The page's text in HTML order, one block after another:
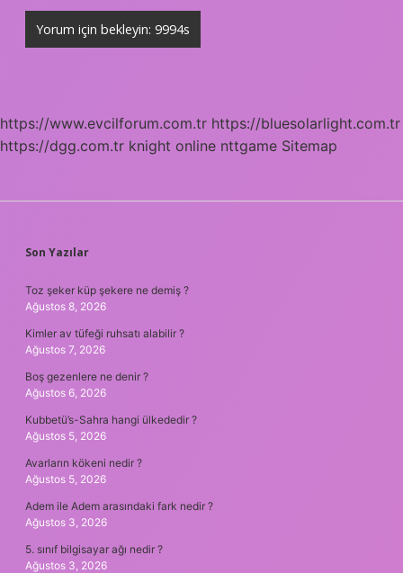
https://www.evcilforum.com.tr https://bluesolarlight.com.tr
https://dgg.com.tr knight online nttgame Sitemap
SIDEBAR
Son Yazılar
Toz şeker küp şekere ne demiş ?
Ağustos 8, 2026
Kimler av tüfeği ruhsatı alabilir ?
Ağustos 7, 2026
Boş gezenlere ne denir ?
Ağustos 6, 2026
Kubbetü’s-Sahra hangi ülkededir ?
Ağustos 5, 2026
Avarların kökeni nedir ?
Ağustos 5, 2026
Adem ile Adem arasındaki fark nedir ?
Ağustos 3, 2026
5. sınıf bilgisayar ağı nedir ?
Ağustos 3, 2026